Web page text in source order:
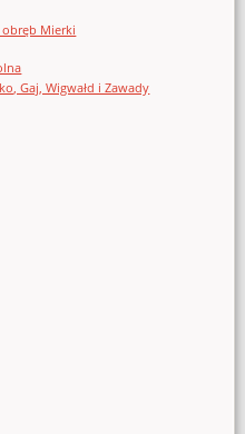
Mierki
Gaj, Wigwałd i Zawady